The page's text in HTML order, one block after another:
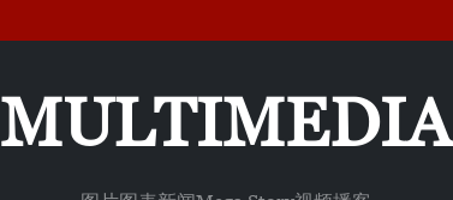
MULTIMEDIA